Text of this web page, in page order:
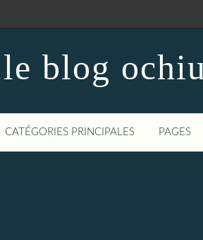
le blog
CATÉGORIES PRINCIPALES PAGES